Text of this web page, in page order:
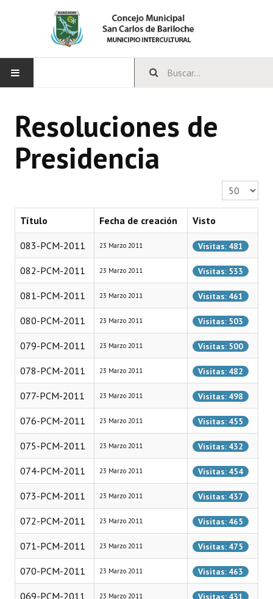
CONCEJO
Bloques Políticos
Comisiones Permanentes
Comisiones Especiales
Concejales Mandato Cumplido
Programas
Constitución Nacional
Constitución Provincial
Carta Orgánica 2007
Reglamento Interno
Digesto
Organigrama
DOCUMENTOS
Informes de Gestión
Proyectos Presentados
Dictámenes Asesoría Letrada
Actas de Sesión
Resoluciones de
Presidencia
Cantidad a
Título Fecha de creación Visto
083-PCM-2011 23 Marzo 2011 Visitas: 481
082-PCM-2011 23 Marzo 2011 Visitas: 533
081-PCM-2011 23 Marzo 2011 Visitas: 461
080-PCM-2011 23 Marzo 2011 Visitas: 503
079-PCM-2011 23 Marzo 2011 Visitas: 500
078-PCM-2011 23 Marzo 2011 Visitas: 482
077-PCM-2011 23 Marzo 2011 Visitas: 498
076-PCM-2011 23 Marzo 2011 Visitas: 455
075-PCM-2011 23 Marzo 2011 Visitas: 432
074-PCM-2011 23 Marzo 2011 Visitas: 454
073-PCM-2011 23 Marzo 2011 Visitas: 437
072-PCM-2011 23 Marzo 2011 Visitas: 465
071-PCM-2011 23 Marzo 2011 Visitas: 475
070-PCM-2011 23 Marzo 2011 Visitas: 463
069-PCM-2011 23 Marzo 2011 Visitas: 431